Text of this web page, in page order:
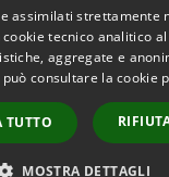
assimilati strettamente
tecnico analitico
aggregate e
consultare la cookie
TUTTO
MOSTRA DETTAGLI